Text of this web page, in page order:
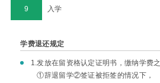
9 入学
学费退还规定
1.发放在留资格认定证明书，缴纳学费之
①辞退留学②签证被拒签的情况下，